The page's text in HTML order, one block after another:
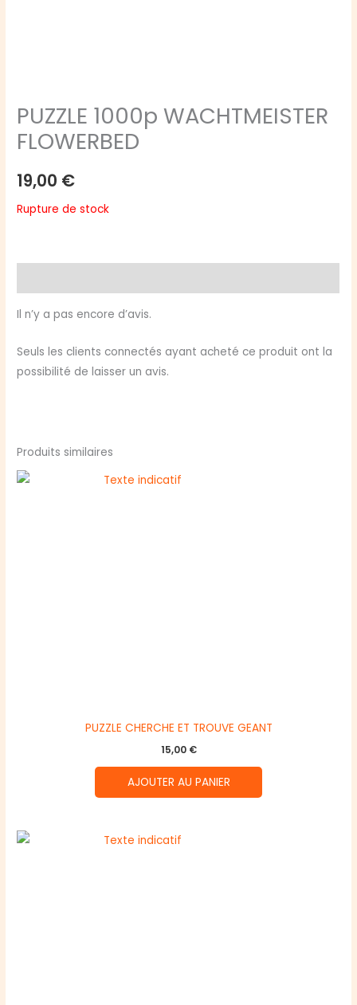
PUZZLE 1000p WACHTMEISTER
FLOWERBED
19,00 €
Rupture de stock
Il n’y a pas encore d’avis.
Seuls les clients connectés ayant acheté ce produit ont la
possibilité de laisser un avis.
Produits similaires
PUZZLE CHERCHE ET TROUVE GEANT
15,00 €
AJOUTER AU PANIER